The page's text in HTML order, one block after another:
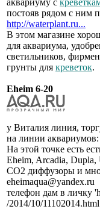
постояв рядом с ним
http://waterplant.ru...
В этом магазине
для аквариума,
светильников,
грунты для креветок.
Eheim 6-20
у Виталия линия,
на линии аквариумов:
На этой точке есть
Eheim, Arcadia,
СО2 диффузоры и
eheimaqua@yandex.ru
телефон дам в личку
/2014/10/11102014.html